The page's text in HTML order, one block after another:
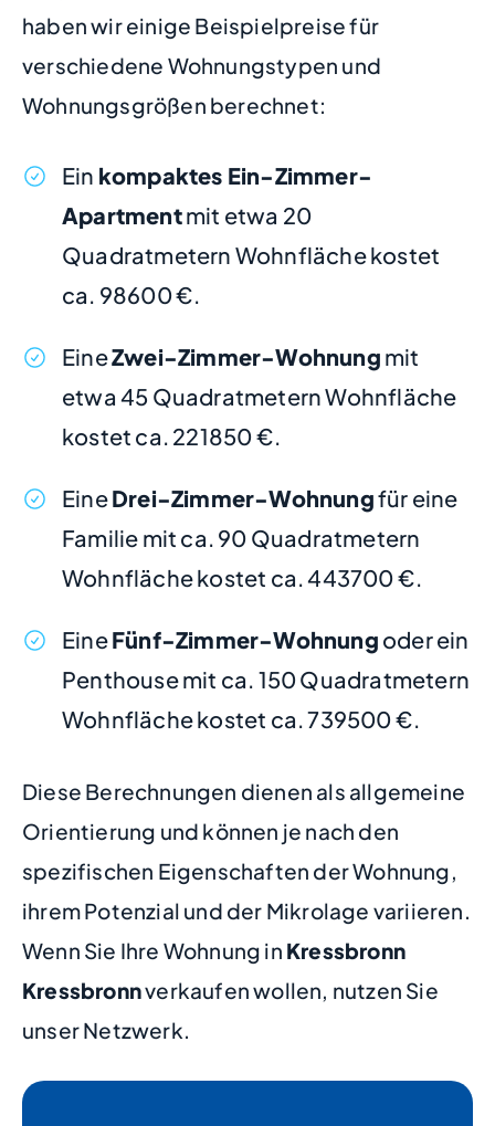
haben wir einige Beispielpreise für
verschiedene Wohnungstypen und
Wohnungsgrößen berechnet:
Ein kompaktes Ein-Zimmer-
Apartmentmit etwa 20
Quadratmetern Wohnfläche kostet
ca. 98600 €.
EineZwei-Zimmer-Wohnung mit
etwa 45 Quadratmetern Wohnfläche
kostet ca. 221850 €.
EineDrei-Zimmer-Wohnungfür eine
Familie mit ca. 90 Quadratmetern
Wohnfläche kostet ca. 443700 €.
EineFünf-Zimmer-Wohnung oder ein
Penthouse mit ca. 150 Quadratmetern
Wohnfläche kostet ca. 739500 €.
Diese Berechnungen dienen als allgemeine
Orientierung und können je nach den
spezifischen Eigenschaften der Wohnung,
ihrem Potenzial und der Mikrolage variieren.
Wenn Sie Ihre Wohnung in Kressbronn
Kressbronnverkaufen wollen, nutzen Sie
unser Netzwerk.